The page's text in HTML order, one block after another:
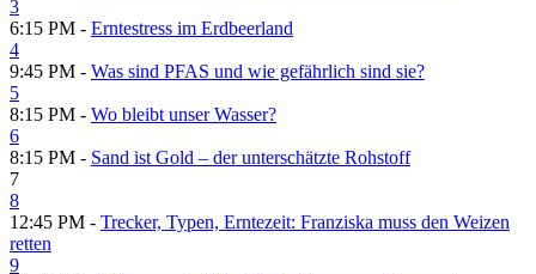
3
6:15 PM - Erntestress im Erdbeerland
4
9:45 PM - Was sind PFAS und wie gefährlich sind sie?
5
8:15 PM - Wo bleibt unser Wasser?
6
8:15 PM - Sand ist Gold – der unterschätzte Rohstoff
7
8
12:45 PM - Trecker, Typen, Erntezeit: Franziska muss den Weizen
retten
9